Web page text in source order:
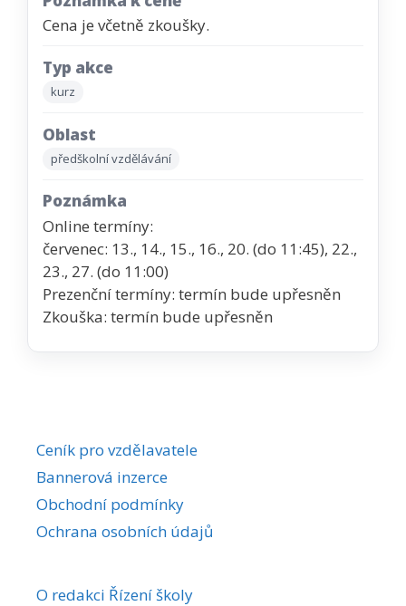
Cena je včetně zkoušky.
Typ akce
kurz
Oblast
předškolní vzdělávání
Poznámka
Online termíny:
červenec: 13., 14., 15., 16., 20. (do 11:45), 22.,
23., 27. (do 11:00)
Prezenční termíny: termín bude upřesněn
Zkouška: termín bude upřesněn
Ceník pro vzdělavatele
Bannerová inzerce
Obchodní podmínky
Ochrana osobních údajů
O redakci Řízení školy